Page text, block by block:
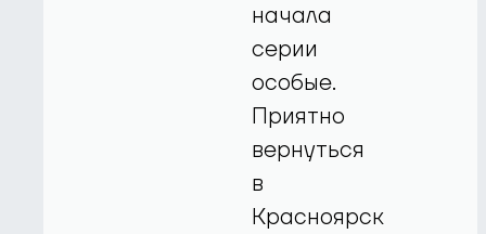
начала
серии
особые.
Приятно
вернуться
в
Красноярск